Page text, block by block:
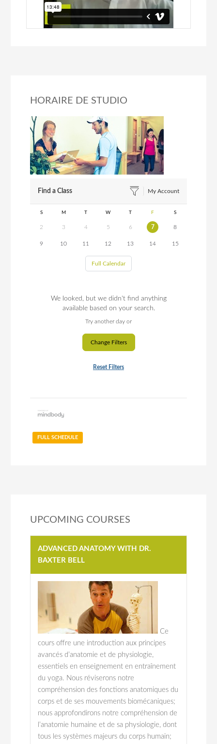
HORAIRE DE STUDIO
Find a Class My Account
S M T W T F S
2 3 4 5 6 7 8
9 10 11 12 13 14 15
Full Calendar
We looked, but we didn't find anything
available based on your search.
Try another day or
Change Filters
Reset Filters
FULL SCHEDULE
UPCOMING COURSES
ADVANCED ANATOMY WITH DR.
BAXTER BELL
Ce
cours offre une introduction aux principes
avancés d’anatomie et de physiologie,
essentiels en enseignement en entraînement
du yoga. Nous réviserons notre
compréhension des fonctions anatomiques du
corps et de ses mouvements biomécaniques;
nous approfondirons notre compréhension de
l’anatomie humaine et de sa physiologie, dont
tous les systèmes majeurs du corps humain;